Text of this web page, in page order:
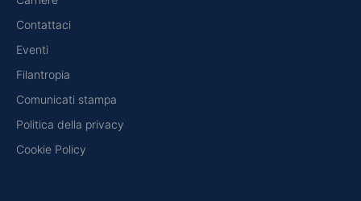
Contattaci
Eventi
Filantropia
Comunicati stampa
Politica della privacy
Cookie Policy